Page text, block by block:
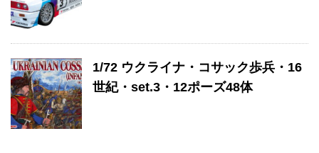
1/72 ウクライナ・コサック歩兵・16
世紀・set.3・12ポーズ48体